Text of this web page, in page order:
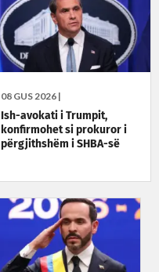
08 GUS 2026 |
Ish-avokati i Trumpit,
konfirmohet si prokuror i
përgjithshëm i SHBA-së